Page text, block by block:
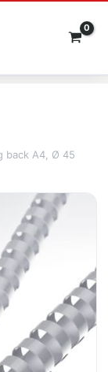
back A4, Ø 45